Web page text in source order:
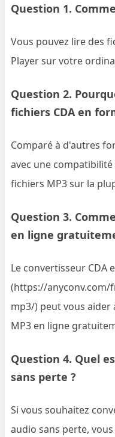
Question 1.
Vous pouvez lire des
Player sur votre
Question 2.
fichiers CDA en
Comparé à d'autres
avec une
fichiers MP3 sur la
Question 3.
en ligne
Le convertisseur CDA
(https://anyconv.com/
mp3/) peut vous aider
MP3 en ligne
Question 4. Quel
sans perte ?
Si vous souhaitez
audio sans perte,